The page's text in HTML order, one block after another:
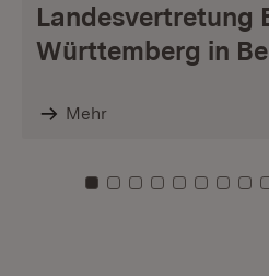
Landesvertretung
Württemberg in
Mehr
Zu Kachel: 0
Zu Kachel: 1
Zu Kachel: 2
Zu Kachel: 3
ZuZuZu